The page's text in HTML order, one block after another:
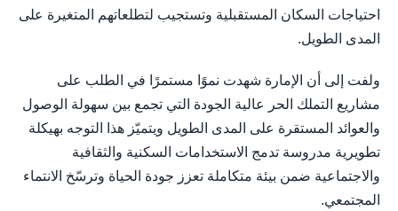
احتياجات السكان المستقبلية وتستجيب لتطلعاتهم المتغيرة على
المدى الطويل.
ولفت إلى أن الإمارة شهدت نموًا مستمرًا في الطلب على
مشاريع التملك الحر عالية الجودة التي تجمع بين سهولة الوصول
والعوائد المستقرة على المدى الطويل ويتميّز هذا التوجه بهيكلة
تطويرية مدروسة تدمج الاستخدامات السكنية والثقافية
والاجتماعية ضمن بيئة متكاملة تعزز جودة الحياة وترسّخ الانتماء
المجتمعي.